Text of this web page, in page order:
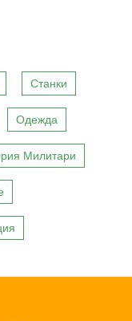
Станки
Одежда
Милитари